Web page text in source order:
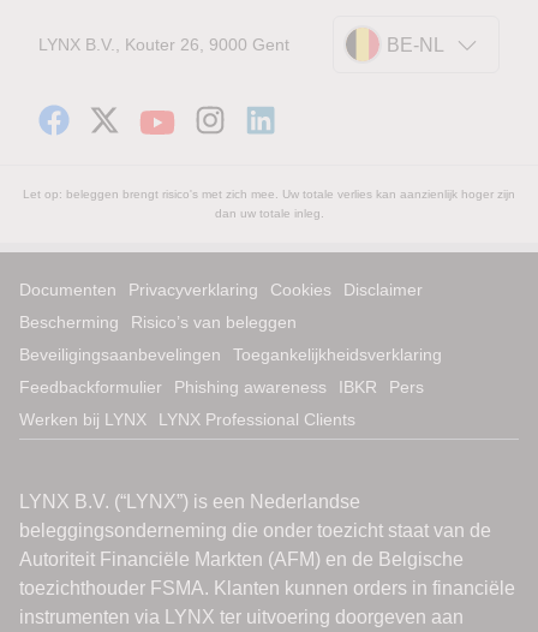
LYNX B.V., Kouter 26, 9000 Gent BE-NL
Let op: beleggen brengt risico's met zich mee. Uw totale verlies kan aanzienlijk hoger zijn
dan uw totale inleg.
Documenten Privacyverklaring Cookies
Disclaimer
Bescherming
Risico’s van beleggen
Beveiligingsaanbevelingen
Toegankelijkheidsverklaring
Feedbackformulier
Phishing awareness IBKR
Pers
Werken bij LYNX
LYNX Professional Clients